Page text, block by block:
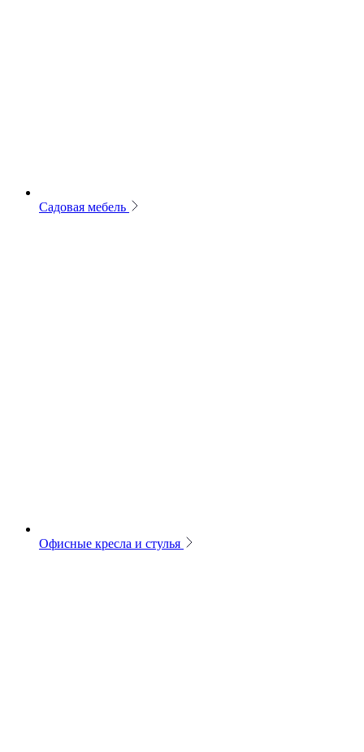
Садовая мебель
Офисные кресла и стулья